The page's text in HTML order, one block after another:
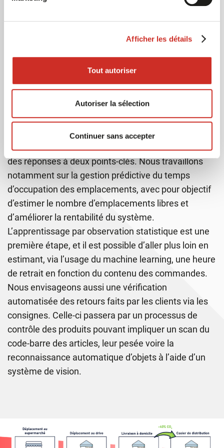
Afficher les détails
Tout autoriser
Autoriser la sélection
Continuer sans accepter
atteindre une haute performance opérationnelle
Le second levier est la mise en place d’un système
processus, depuis le stockage des produits jusqu’à
l’alimentation des différents modes de retrait et de
livraison. L’intelligence logicielle est clé pour
améliorer l’efficacité de chaque mode : réactivité
lors de l’arrivée d’un client dans un Drive, chemin le
domicile, etc…
Le pilotage des consignes robotisées doit apporter
des réponses à deux points-clés. Nous travaillons
notamment sur la gestion prédictive du temps
d’occupation des emplacements, avec pour objectif
d’estimer le nombre d’emplacements libres et
d’améliorer la rentabilité du système.
L’apprentissage par observation statistique est une
première étape, et il est possible d’aller plus loin en
estimant, via l’usage du machine learning, une heure
de retrait en fonction du contenu des commandes.
Nous envisageons aussi une vérification
automatisée des retours faits par les clients via les
consignes. Celle-ci passera par un processus de
contrôle des produits pouvant impliquer un scan du
code-barre des articles, leur pesée voire la
reconnaissance automatique d’objets à l’aide d’un
système de vision.